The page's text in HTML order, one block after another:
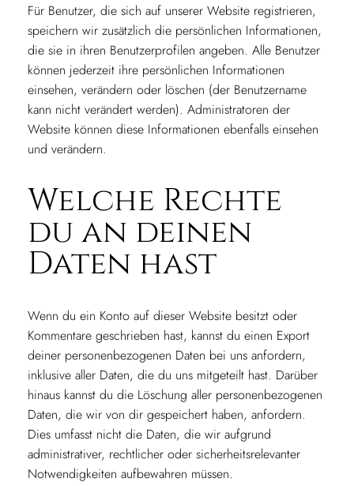
Für Benutzer, die sich auf unserer Website registrieren,
speichern wir zusätzlich die persönlichen Informationen,
die sie in ihren Benutzerprofilen angeben. Alle Benutzer
können jederzeit ihre persönlichen Informationen
einsehen, verändern oder löschen (der Benutzername
kann nicht verändert werden). Administratoren der
Website können diese Informationen ebenfalls einsehen
und verändern.
Welche Rechte
du an deinen
Daten hast
Wenn du ein Konto auf dieser Website besitzt oder
Kommentare geschrieben hast, kannst du einen Export
deiner personenbezogenen Daten bei uns anfordern,
inklusive aller Daten, die du uns mitgeteilt hast. Darüber
hinaus kannst du die Löschung aller personenbezogenen
Daten, die wir von dir gespeichert haben, anfordern.
Dies umfasst nicht die Daten, die wir aufgrund
administrativer, rechtlicher oder sicherheitsrelevanter
Notwendigkeiten aufbewahren müssen.